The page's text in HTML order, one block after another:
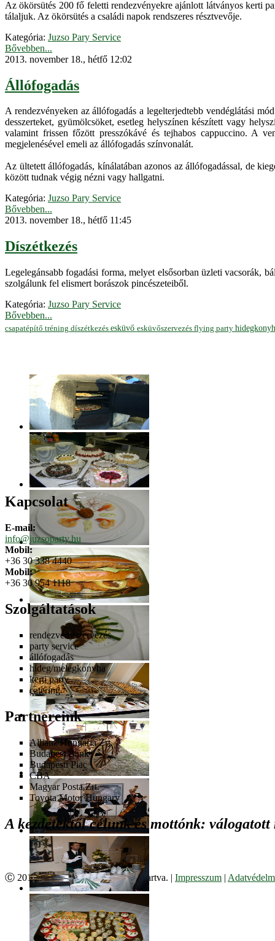
Az ökörsütés 200 fő feletti rendezvényekre ajánlott látványos kerti
tálaljuk. Az ökörsütés a családi napok rendszeres résztvevője.
Kategória: Juzso Pary Service
Bővebben...
2013. november 18., hétfő 12:02
Állófogadás
A rendezvényeken az állófogadás a legelterjedtebb vendéglátási
desszerteket, gyümölcsöket, esetleg helyszínen készített vagy
valamint frissen főzött presszókávé és tejhabos cappuccino. A
megjelenésével emeli az állófogadás színvonalát.
Az ültetett állófogadás, kínálatában azonos az állófogadással, de
között tudnak végig nézni vagy hallgatni.
Kategória: Juzso Pary Service
Bővebben...
2013. november 18., hétfő 11:45
Díszétkezés
Legelegánsabb fogadási forma, melyet elsősorban üzleti vacsorák,
szolgálunk fel elismert borászok pincészeteiből.
Kategória: Juzso Pary Service
Bővebben...
csapatépítő tréning díszétkezés esküvő esküvőszervezés flying party
Kapcsolat
E-mail:
info@juzsoparty.hu
Mobil:
+36 30 338 4440
Mobil:
+36 30 954 1118
Szolgáltatások
rendezvényszervezés
party service
állófogadás
hideg/melegkonyha
kerti party
catering
Partnereink
Allianz Hungária Zrt.
Budapest Bank
Budapesti Piac
CBA
Magyar Posta Zrt.
Toyota Motor Hungary
A kezdetektől célunk és mottónk:
Ⓒ 2017. Juzso Bt. Minden jog fenntartva. | Impresszum |